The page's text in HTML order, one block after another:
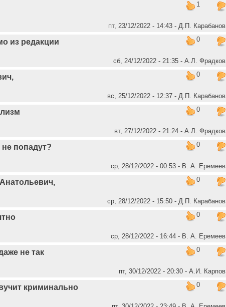
1
пт, 23/12/2022 - 14:43 - Д.П. Карабанов
0
из редакции
сб, 24/12/2022 - 21:35 - А.Л. Фрадков
0
вс, 25/12/2022 - 12:37 - Д.П. Карабанов
0
вт, 27/12/2022 - 21:24 - А.Л. Фрадков
0
попадут?
ср, 28/12/2022 - 00:53 - В. А. Еремеев
0
ср, 28/12/2022 - 15:50 - Д.П. Карабанов
0
ср, 28/12/2022 - 16:44 - В. А. Еремеев
0
не так
пт, 30/12/2022 - 20:30 - А.И. Карпов
0
криминально